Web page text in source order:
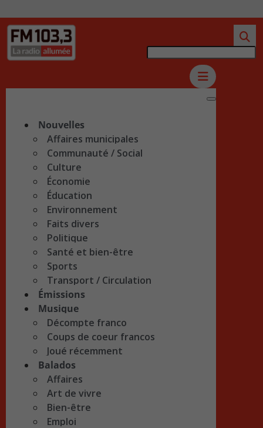
Nouvelles
Affaires municipales
Communauté / Social
Culture
Économie
Éducation
Environnement
Faits divers
Politique
Santé et bien-être
Sports
Transport / Circulation
Émissions
Musique
Décompte franco
Coups de coeur francos
Joué récemment
Balados
Affaires
Art de vivre
Bien-être
Emploi